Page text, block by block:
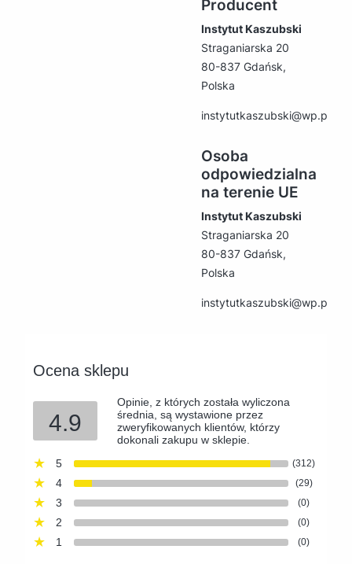
Producent
Instytut Kaszubski
Straganiarska 20
80-837 Gdańsk,
Polska
instytutkaszubski@wp.pl
Osoba
odpowiedzialna
na terenie UE
Instytut Kaszubski
Straganiarska 20
80-837 Gdańsk,
Polska
instytutkaszubski@wp.pl
Ocena sklepu
4.9
Opinie, z których została wyliczona
średnia, są wystawione przez
zweryfikowanych klientów, którzy
dokonali zakupu w sklepie.
5
(312)
4 (29)
3 (0)
2 (0)
1 (0)